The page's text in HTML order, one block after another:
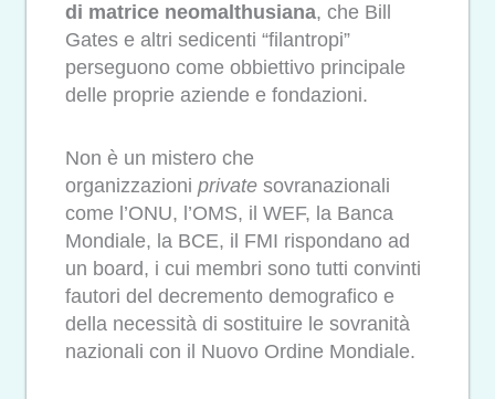
di matrice neomalthusiana, che Bill
Gates e altri sedicenti “filantropi”
perseguono come obbiettivo principale
delle proprie aziende e fondazioni.
Non è un mistero che
organizzazioni private sovranazionali
come l’ONU, l’OMS, il WEF, la Banca
Mondiale, la BCE, il FMI rispondano ad
un board, i cui membri sono tutti convinti
fautori del decremento demografico e
della necessità di sostituire le sovranità
nazionali con il Nuovo Ordine Mondiale.